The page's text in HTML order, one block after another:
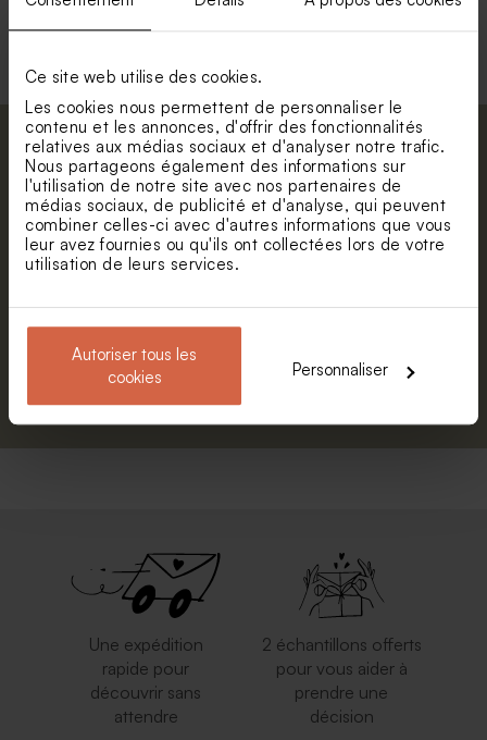
Ce site web utilise des cookies.
Les cookies nous permettent de personnaliser le
contenu et les annonces, d'offrir des fonctionnalités
relatives aux médias sociaux et d'analyser notre trafic.
Nous partageons également des informations sur
l'utilisation de notre site avec nos partenaires de
médias sociaux, de publicité et d'analyse, qui peuvent
combiner celles-ci avec d'autres informations que vous
leur avez fournies ou qu'ils ont collectées lors de votre
utilisation de leurs services.
Autoriser tous les
cookies
Personnaliser
Valisette personnalisable
Valisette dinosaure
géométrique
Abonnez-vous à la newsletter et restez
informé. Petite surprise : bénéficiez de 5%
de réduction.
Prénom
Une expédition
rapide pour
découvrir sans
attendre
2 échantillons offerts
pour vous aider à
prendre une
décision